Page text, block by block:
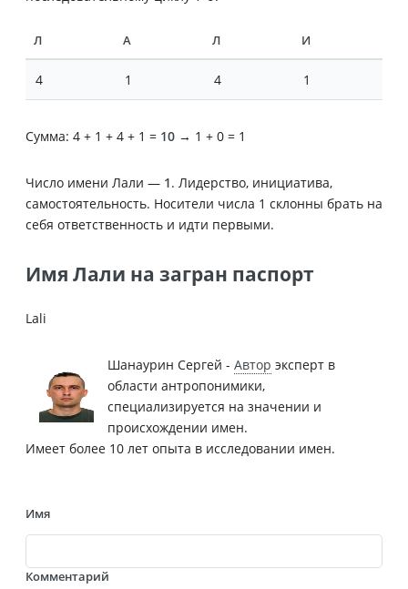
Л А Л И
4 1 4 1
Сумма: 4 + 1 + 4 + 1 = 10 → 1 + 0 = 1
Число имени Лали — 1. Лидерство, инициатива,
самостоятельность. Носители числа 1 склонны брать на
себя ответственность и идти первыми.
Имя Лали на загран паспорт
Lali
Шанаурин Сергей - Автор эксперт в
области антропонимики,
специализируется на значении и
происхождении имен.
Имеет более 10 лет опыта в исследовании имен.
Имя
Комментарий